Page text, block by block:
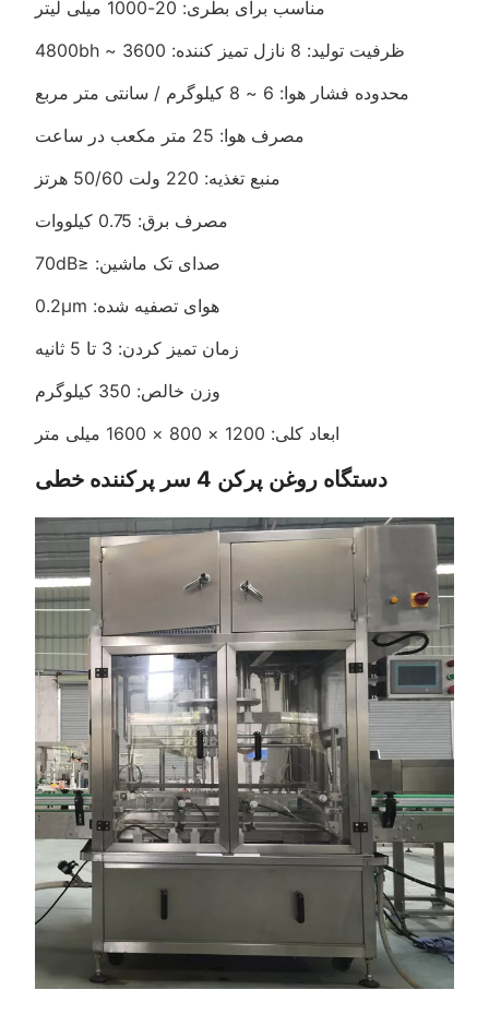
مناسب برای بطری: 20-1000 میلی لیتر
ظرفیت تولید: 8 نازل تمیز کننده: 3600 ~ 4800bh
محدوده فشار هوا: 6 ~ 8 کیلوگرم / سانتی متر مربع
مصرف هوا: 25 متر مکعب در ساعت
منبع تغذیه: 220 ولت 50/60 هرتز
مصرف برق: 0.75 کیلووات
صدای تک ماشین: ≤70dB
هوای تصفیه شده: 0.2μm
زمان تمیز کردن: 3 تا 5 ثانیه
وزن خالص: 350 کیلوگرم
ابعاد کلی: 1200 × 800 × 1600 میلی متر
دستگاه روغن پرکن 4 سر پرکننده خطی